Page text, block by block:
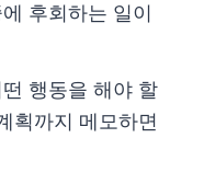
후회하는 일이
행동을 해야 할
획까지 메모하면